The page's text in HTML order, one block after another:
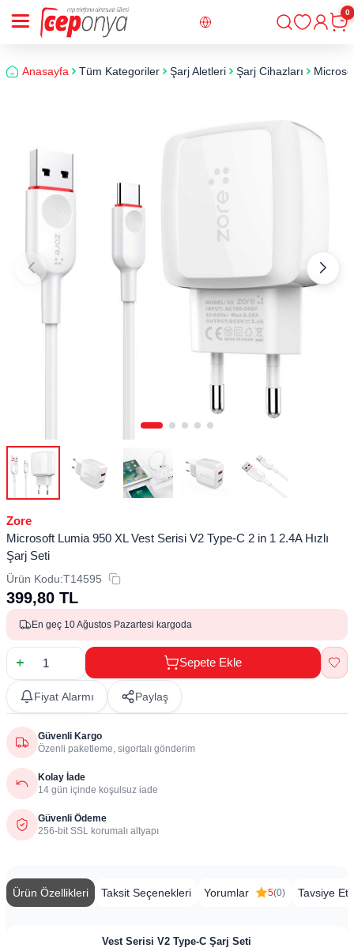
Giriş
0
Anasayfa Tüm Kategoriler Şarj Aletleri Şarj Cihazları
Zore
Microsoft Lumia 950 XL Vest Serisi V2 Type-C 2 in 1 2.4A Hızlı
Şarj Seti
Ürün Kodu:T14595
399,80 TL
En geç 10 Ağustos Pazartesi kargoda
Sepete Ekle
Fiyat Alarmı Paylaş
Güvenli Kargo
Özenli paketleme, sigortalı gönderim
Kolay İade
14 gün içinde koşulsuz iade
Güvenli Ödeme
256-bit SSL korumalı altyapı
Ürün Özellikleri Taksit Seçenekleri Yorumlar 5(0) Tavsiye Et
Vest Serisi V2 Type-C Şarj Seti